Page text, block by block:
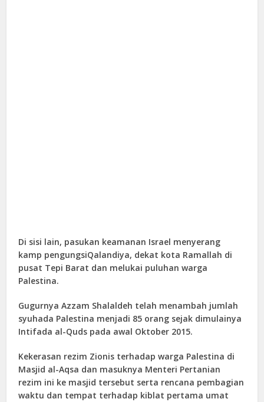
Di sisi lain, pasukan keamanan Israel menyerang
kamp pengungsiQalandiya, dekat kota Ramallah di
pusat Tepi Barat dan melukai puluhan warga
Palestina.
Gugurnya Azzam Shalaldeh telah menambah jumlah
syuhada Palestina menjadi 85 orang sejak dimulainya
Intifada al-Quds pada awal Oktober 2015.
Kekerasan rezim Zionis terhadap warga Palestina di
Masjid al-Aqsa dan masuknya Menteri Pertanian
rezim ini ke masjid tersebut serta rencana pembagian
waktu dan tempat terhadap kiblat pertama umat